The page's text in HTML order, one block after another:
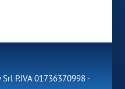
P.IVA 01736370998 -